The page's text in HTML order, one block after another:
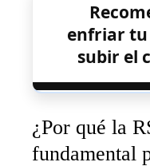
enfriar tu
subir el
¿Por qué la
fundamental